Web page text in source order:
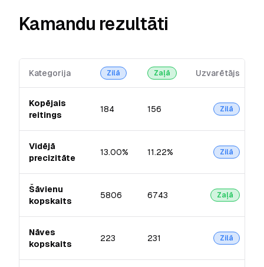
Kamandu rezultāti
Kategorija Zilā Zaļā Uzvarētājs
Kopējais
reitings
184 156 Zilā
Vidējā
precizitāte
13.00% 11.22% Zilā
Šāvienu
kopskaits
5806 6743 Zaļā
Nāves
kopskaits
223 231 Zilā